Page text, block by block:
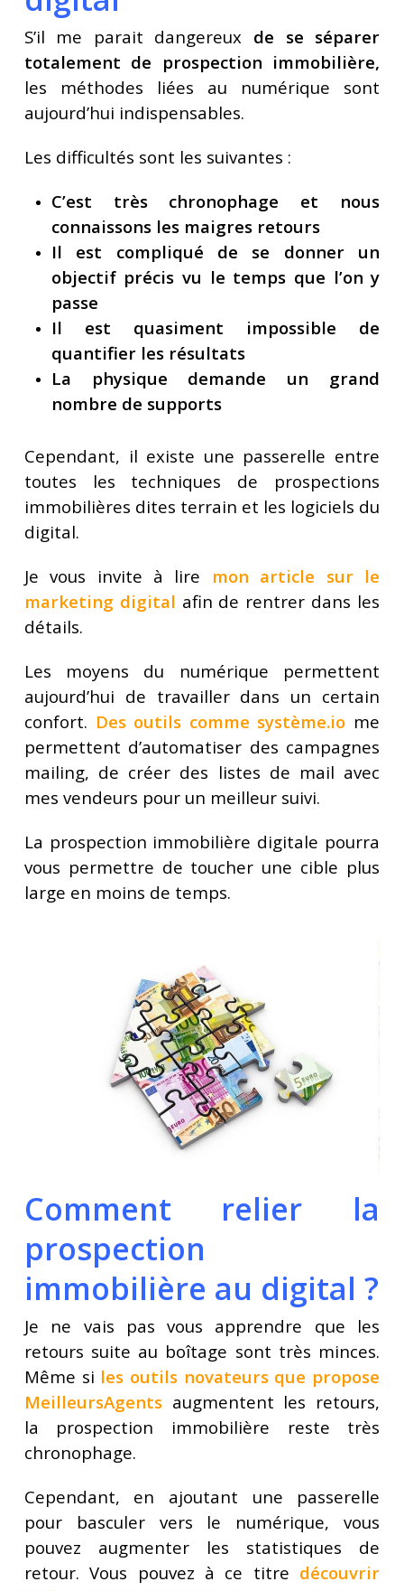
S’il me parait dangereux de se séparer
totalement de prospection immobilière,
les méthodes liées au numérique sont
aujourd’hui indispensables.
Les difficultés sont les suivantes :
C’est très chronophage et nous
connaissons les maigres retours
Il est compliqué de se donner un
objectif précis vu le temps que l’on y
passe
Il est quasiment impossible de
quantifier les résultats
La physique demande un grand
nombre de supports
Cependant, il existe une passerelle entre
toutes les techniques de prospections
immobilières dites terrain et les logiciels du
digital.
Je vous invite à lire mon article sur le
marketing digital afin de rentrer dans les
détails.
Les moyens du numérique permettent
aujourd’hui de travailler dans un certain
confort. Des outils comme système.io me
permettent d’automatiser des campagnes
mailing, de créer des listes de mail avec
mes vendeurs pour un meilleur suivi.
La prospection immobilière digitale pourra
vous permettre de toucher une cible plus
large en moins de temps.
Comment relier la
prospection
immobilière au digital ?
Je ne vais pas vous apprendre que les
retours suite au boîtage sont très minces.
Même si les outils novateurs que propose
MeilleursAgentsaugmentent les retours,
la prospection immobilière reste très
chronophage.
Cependant, en ajoutant une passerelle
pour basculer vers le numérique, vous
pouvez augmenter les statistiques de
retour. Vous pouvez à ce titre découvrir